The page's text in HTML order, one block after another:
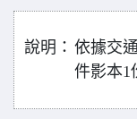
說明： 依據交
件影本1